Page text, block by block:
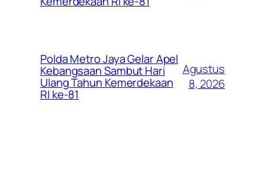
Polda Metro Jaya Gelar Apel
Kebangsaan Sambut Hari
Ulang Tahun Kemerdekaan
RI ke-81
Agustus
8, 2026